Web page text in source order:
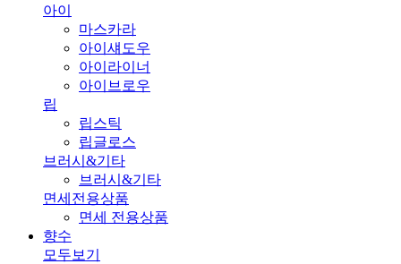
아이
마스카라
아이섀도우
아이라이너
아이브로우
립
립스틱
립글로스
브러시&기타
브러시&기타
면세전용상품
면세 전용상품
향수
모두보기